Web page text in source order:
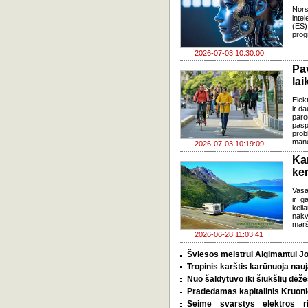
2026-07-03 10:30:00
2026-07-03 10:19:09
ir
2026-06-28 11:03:41
ir
Šviesos meistrui Algimantui
Tropinis karštis karūnuoja
Nuo šaldytuvo iki šiukšlių
Pradedamas kapitalinis
Seime svarstys elektros